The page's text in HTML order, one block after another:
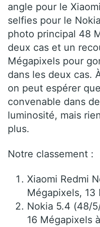
angle pour le
selfies pour le
photo principal 48
deux cas et un
Mégapixels pour
dans les deux cas.
on peut espérer
convenable dans
luminosité, mais
plus.
Notre classement :
Xiaomi Redmi
Mégapixels, 13
Nokia 5.4 (48/
16 Mégapixels